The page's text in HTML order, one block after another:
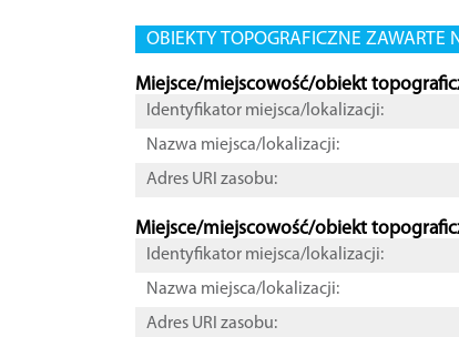
OBIEKTY TOPOGRAFICZNE
Miejsce/miejscowość/obiekt
Identyfikator miejsca/lokalizacji:
Nazwa miejsca/lokalizacji:
Adres URI zasobu:
Miejsce/miejscowość/obiekt
Identyfikator miejsca/lokalizacji:
Nazwa miejsca/lokalizacji:
Adres URI zasobu: